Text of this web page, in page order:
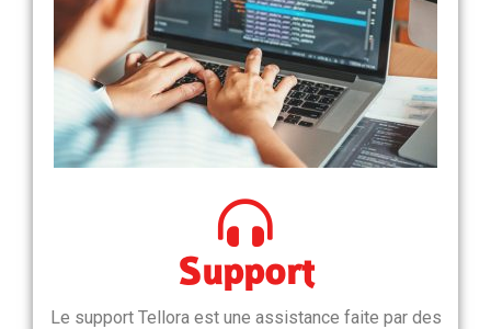
Support
Le support Tellora est une assistance faite par des